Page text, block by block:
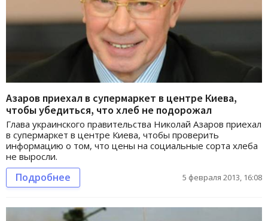
Азаров приехал в супермаркет в центре Киева,
чтобы убедиться, что хлеб не подорожал
Глава украинского правительства Николай Азаров приехал
в супермаркет в центре Киева, чтобы проверить
информацию о том, что цены на социальные сорта хлеба
не выросли.
Подробнее 5 февраля 2013, 16:08